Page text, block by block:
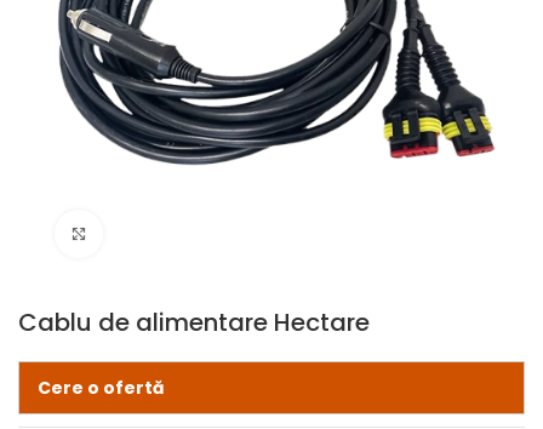
Cablu de alimentare Hectare
Cere o ofertă